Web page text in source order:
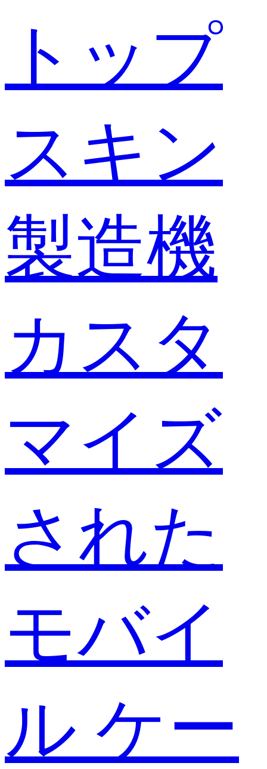
トップ
スキン
製造機
カスタ
マイズ
された
モバイ
ル ケー